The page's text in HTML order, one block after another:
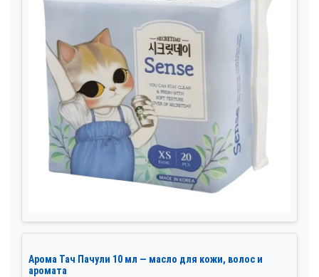
Арома Тач Пачули 10 мл — масло для кожи, волос и
аромата